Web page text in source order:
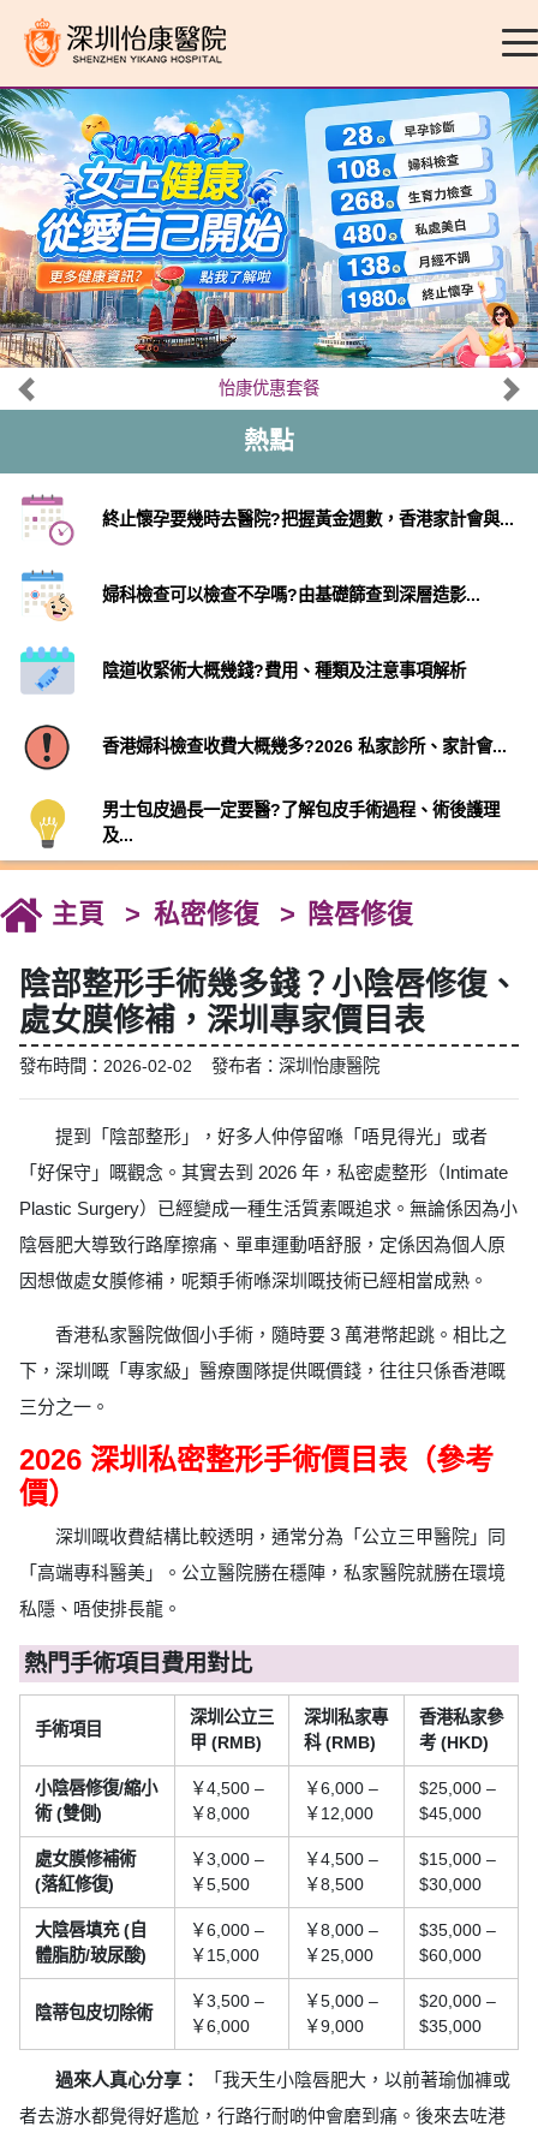
怡康优惠套餐
熱點
終止懷孕要幾時去醫院?把握黃金週數，香港家計會與...
婦科檢查可以檢查不孕嗎?由基礎篩查到深層造影...
陰道收緊術大概幾錢?費用、種類及注意事項解析
香港婦科檢查收費大概幾多?2026 私家診所、家計會...
男士包皮過長一定要醫?了解包皮手術過程、術後護理
及...
主頁 私密修復 陰唇修復
陰部整形手術幾多錢？小陰唇修復、
處女膜修補，深圳專家價目表
發布時間：2026-02-02 發布者：深圳怡康醫院
提到「陰部整形」，好多人仲停留喺「唔見得光」或者
「好保守」嘅觀念。其實去到 2026 年，私密處整形（Intimate
Plastic Surgery）已經變成一種生活質素嘅追求。無論係因為小
陰唇肥大導致行路摩擦痛、單車運動唔舒服，定係因為個人原
因想做處女膜修補，呢類手術喺深圳嘅技術已經相當成熟。
香港私家醫院做個小手術，隨時要 3 萬港幣起跳。相比之
下，深圳嘅「專家級」醫療團隊提供嘅價錢，往往只係香港嘅
三分之一。
2026 深圳私密整形手術價目表（參考
價）
深圳嘅收費結構比較透明，通常分為「公立三甲醫院」同
「高端專科醫美」。公立醫院勝在穩陣，私家醫院就勝在環境
私隱、唔使排長龍。
熱門手術項目費用對比
手術項目
深圳公立三
甲 (RMB)
深圳私家專
科 (RMB)
香港私家參
考 (HKD)
小陰唇修復/縮小
術 (雙側)
￥4,500 –
￥8,000
￥6,000 –
￥12,000
$25,000 –
$45,000
處女膜修補術
(落紅修復)
￥3,000 –
￥5,500
￥4,500 –
￥8,500
$15,000 –
$30,000
大陰唇填充 (自
體脂肪/玻尿酸)
￥6,000 –
￥15,000
￥8,000 –
￥25,000
$35,000 –
$60,000
陰蒂包皮切除術
￥3,500 –
￥6,000
￥5,000 –
￥9,000
$20,000 –
$35,000
過來人真心分享：
「我天生小陰唇肥大，以前著瑜伽褲或
者去游水都覺得好尷尬，行路行耐啲仲會磨到痛。後來去咗港